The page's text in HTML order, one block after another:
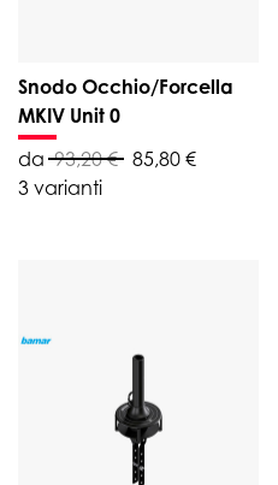
Snodo Occhio/Forcella
MKIV Unit 0
da 93,20 € 85,80 €
3 varianti